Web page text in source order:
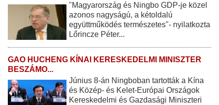
"Magyarország és Ningbo GDP-je közel
azonos nagyságú, a kétoldalú
együttműködés természetes"- nyilatkozta
Lőrincze Péter...
GAO HUCHENG KÍNAI KERESKEDELMI MINISZTER
BESZÁMO...
Június 8-án Ningboban tartották a Kína
és Közép- és Kelet-Európai Országok
Kereskedelmi és Gazdasági Miniszteri